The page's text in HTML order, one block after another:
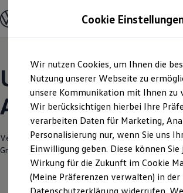
Hauptinhalt
springen
Footer
springen
Modelle und Konfigurator
Konfigurator
Modelle vergleichen
Elektroautos
ENERGY Sondermodelle
Nutzfahrzeuge
SUV und CUV
Familienautos
Kombis
Kompaktwagen
Sportwagen
Schnell verfügbare Fahrzeuge
Angebote und Produkte
Aktuelle Angebote
E-Auto-Förderung
Unsere aktuellen
Angebote und
Verantwortlich für die Inhalte auf dieser Seite ist die
GmbH & Co. KG(Impressum & Rechtliches)
Cookie
Wir nutzen Cookies, um Ihnen die
Nutzung unserer Webseite zu
unsere Kommunikation mit Ihnen zu
Wir berücksichtigen hierbei Ihre
verarbeiten Daten für Marketing,
Personalisierung nur, wenn Sie uns
Einwilligung geben. Diese können
Wirkung für die Zukunft im Cookie
(Meine Präferenzen verwalten) in der
Datenschutzerklärung widerrufen.